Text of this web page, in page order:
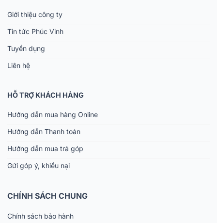
Giới thiệu công ty
Tin tức Phúc Vinh
Tuyển dụng
Liên hệ
HỖ TRỢ KHÁCH HÀNG
Hướng dẫn mua hàng Online
Hướng dẫn Thanh toán
Hướng dẫn mua trả góp
Gửi góp ý, khiếu nại
CHÍNH SÁCH CHUNG
Chính sách bảo hành